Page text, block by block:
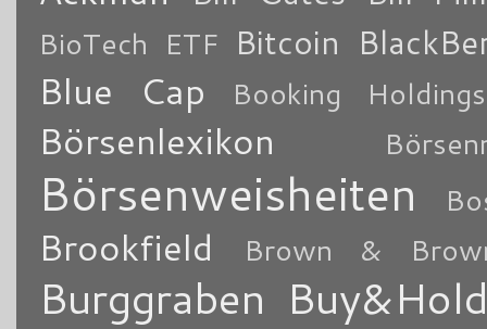
BioTech ETF Bitcoin
Blue Cap Booking Holdings
Börsenlexikon
Börsenweisheiten
Brookfield Brown &
Burggraben